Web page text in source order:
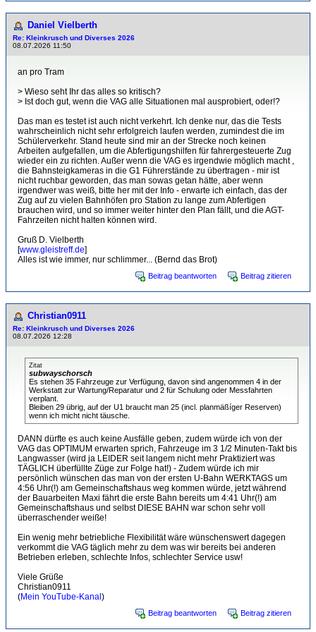
Daniel Vielberth
Re: Kleinkrusch und Diverses 2026
08.07.2026 11:50
an pro Tram
> Wieso seht Ihr das alles so kritisch?
> Ist doch gut, wenn die VAG alle Situationen mal ausprobiert, oder!?
Das man es testet ist auch nicht verkehrt. Ich denke nur, das die Tests
wahrscheinlich nicht sehr erfolgreich laufen werden, zumindest die im
Schülerverkehr. Stand heute sind mir an der Strecke noch keinen
Arbeiten aufgefallen, um die Abfertigungshilfen für fahrergesteuerte Zug
wieder ein zu richten. Außer wenn die VAG es irgendwie möglich macht ,
die Bahnsteigkameras in die G1 Führerstände zu übertragen - mir ist
nicht ruchbar geworden, das man sowas getan hätte, aber wenn
irgendwer was weiß, bitte her mit der Info - erwarte ich einfach, das der
Zug auf zu vielen Bahnhöfen pro Station zu lange zum Abfertigen
brauchen wird, und so immer weiter hinter den Plan fällt, und die AGT-
Fahrzeiten nicht halten können wird.
Gruß D. Vielberth
[www.gleistreff.de]
Alles ist wie immer, nur schlimmer... (Bernd das Brot)
Beitrag beantworten Beitrag zitieren
Christian0911
Re: Kleinkrusch und Diverses 2026
08.07.2026 12:28
Zitat
subwayschorsch
Es stehen 35 Fahrzeuge zur Verfügung, davon sind angenommen 4 in der
Werkstatt zur Wartung/Reparatur und 2 für Schulung oder Messfahrten
verplant.
Bleiben 29 übrig, auf der U1 braucht man 25 (incl. planmäßíger Reserven)
wenn ich micht nicht täusche.
DANN dürfte es auch keine Ausfälle geben, zudem würde ich von der
VAG das OPTIMUM erwarten sprich, Fahrzeuge im 3 1/2 Minuten-Takt bis
Langwasser (wird ja LEIDER seit langem nicht mehr Praktiziert was
TÄGLICH überfüllte Züge zur Folge hat!) - Zudem würde ich mir
persönlich wünschen das man von der ersten U-Bahn WERKTAGS um
4:56 Uhr(!) am Gemeinschaftshaus weg kommen würde, jetzt während
der Bauarbeiten Maxi fährt die erste Bahn bereits um 4:41 Uhr(!) am
Gemeinschaftshaus und selbst DIESE BAHN war schon sehr voll
überraschender weiße!
Ein wenig mehr betriebliche Flexibilität wäre wünschenswert dagegen
verkommt die VAG täglich mehr zu dem was wir bereits bei anderen
Betrieben erleben, schlechte Infos, schlechter Service usw!
Viele Grüße
Christian0911
(Mein YouTube-Kanal )
Beitrag beantworten Beitrag zitieren